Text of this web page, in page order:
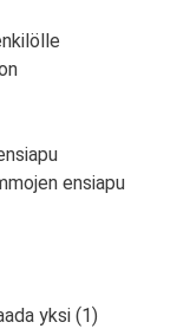
ensiapu
yksi (1)